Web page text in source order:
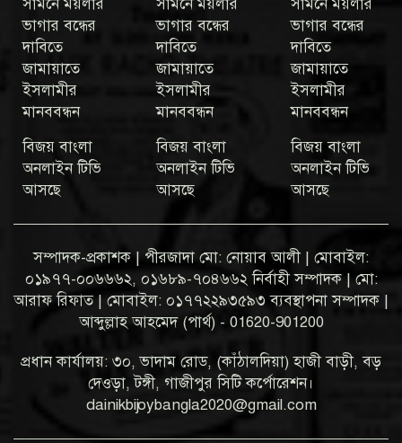
সামনে ময়লার
ভাগার বন্ধের
দাবিতে
জামায়াতে
ইসলামীর
মানববন্ধন
বিজয় বাংলা
অনলাইন টিভি
আসছে
সামনে ময়লার
ভাগার বন্ধের
দাবিতে
জামায়াতে
ইসলামীর
মানববন্ধন
বিজয় বাংলা
অনলাইন টিভি
আসছে
সামনে ময়লার
ভাগার বন্ধের
দাবিতে
জামায়াতে
ইসলামীর
মানববন্ধন
বিজয় বাংলা
অনলাইন টিভি
আসছে
সম্পাদক-প্রকাশক | পীরজাদা মো: নোয়াব আলী | মোবাইল:
০১৯৭৭-০০৬৬৬২, ০১৬৮৯-৭০৪৬৬২ নির্বাহী সম্পাদক | মো:
আরাফ রিফাত | মোবাইল: ০১৭৭২২৯৩৫৯৩ ব্যবস্থাপনা সম্পাদক |
আব্দুল্লাহ আহমেদ (পার্থ) - 01620-901200
প্রধান কার্যালয়: ৩০, ভাদাম রোড, (কাঁঠালদিয়া) হাজী বাড়ী, বড়
দেওড়া, টঙ্গী, গাজীপুর সিটি কর্পোরেশন।
dainikbijoybangla2020@gmail.com